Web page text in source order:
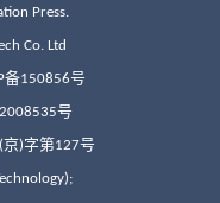
Press.
Co. Ltd
备150856号
号
)字第127号